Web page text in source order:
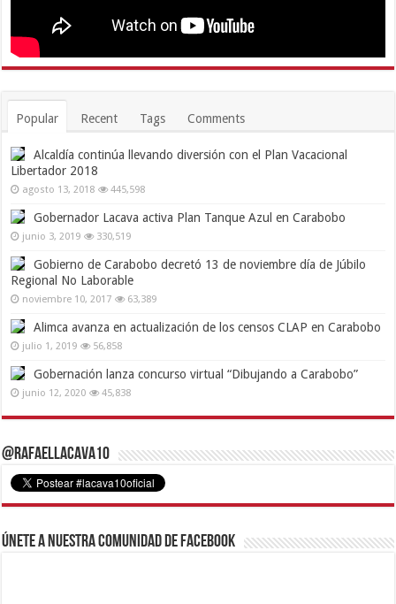
Popular Recent Tags Comments
Alcaldía continúa llevando diversión con el Plan Vacacional
Libertador 2018
agosto 13, 2018 445,598
Gobernador Lacava activa Plan Tanque Azul en Carabobo
junio 3, 2019 330,519
Gobierno de Carabobo decretó 13 de noviembre día de Júbilo
Regional No Laborable
noviembre 10, 2017 63,389
Alimca avanza en actualización de los censos CLAP en Carabobo
julio 1, 2019 56,858
Gobernación lanza concurso virtual “Dibujando a Carabobo”
junio 12, 2020 45,838
@RafaelLacava10
Únete a nuestra comunidad de Facebook